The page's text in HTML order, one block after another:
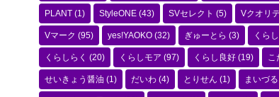
PLANT (1) StyleONE (43) SVセレクト (5) Vクオリ
Vマーク (95) yes!YAOKO (32) ぎゅーとら (3) くら
くらしらく (20) くらしモア (97) くらし良好 (19) こ
せいきょう醤油 (1) だいわ (4) とりせん (1) まいづる